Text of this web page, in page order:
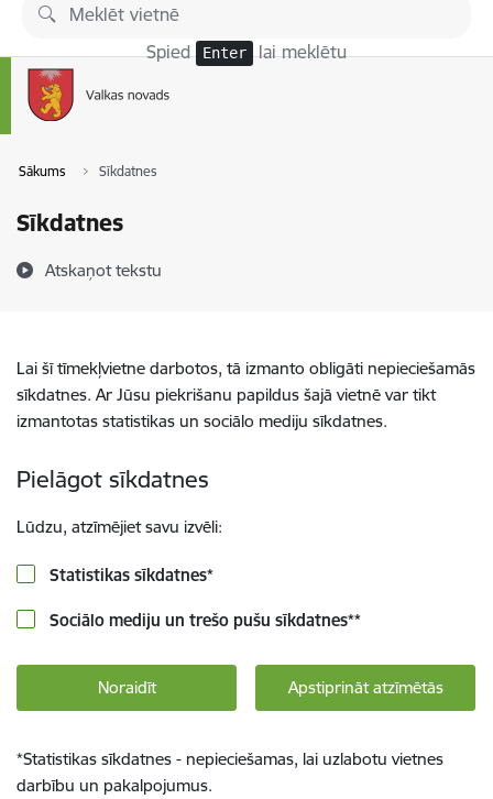
Pāriet uz lapas saturu
Spied Enter lai meklētu
Sākums Sīkdatnes
Sīkdatnes
Atskaņot tekstu
Lai šī tīmekļvietne darbotos, tā izmanto obligāti nepieciešamās
sīkdatnes. Ar Jūsu piekrišanu papildus šajā vietnē var tikt
izmantotas statistikas un sociālo mediju sīkdatnes.
Pielāgot sīkdatnes
Lūdzu, atzīmējiet savu izvēli:
Statistikas sīkdatnes*
Sociālo mediju un trešo pušu sīkdatnes**
Noraidīt Apstiprināt atzīmētās
*Statistikas sīkdatnes - nepieciešamas, lai uzlabotu vietnes
darbību un pakalpojumus.